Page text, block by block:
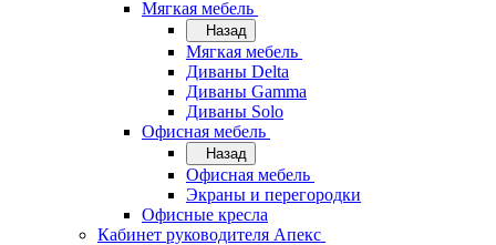
Мягкая мебель
Назад
Мягкая мебель
Диваны Delta
Диваны Gamma
Диваны Solo
Офисная мебель
Назад
Офисная мебель
Экраны и перегородки
Офисные кресла
Кабинет руководителя Апекс